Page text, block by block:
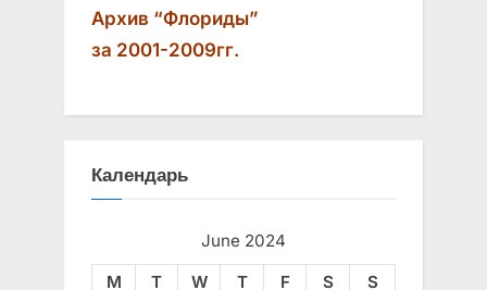
Архив “Флориды”
за 2001-2009гг.
Календарь
June 2024
M
T W T F S
S